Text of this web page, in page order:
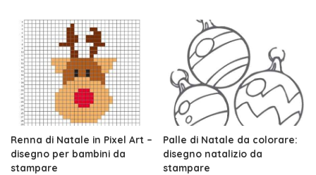
Renna di Natale in Pixel Art –
disegno per bambini da
stampare
Palle di Natale da colorare:
disegno natalizio da
stampare